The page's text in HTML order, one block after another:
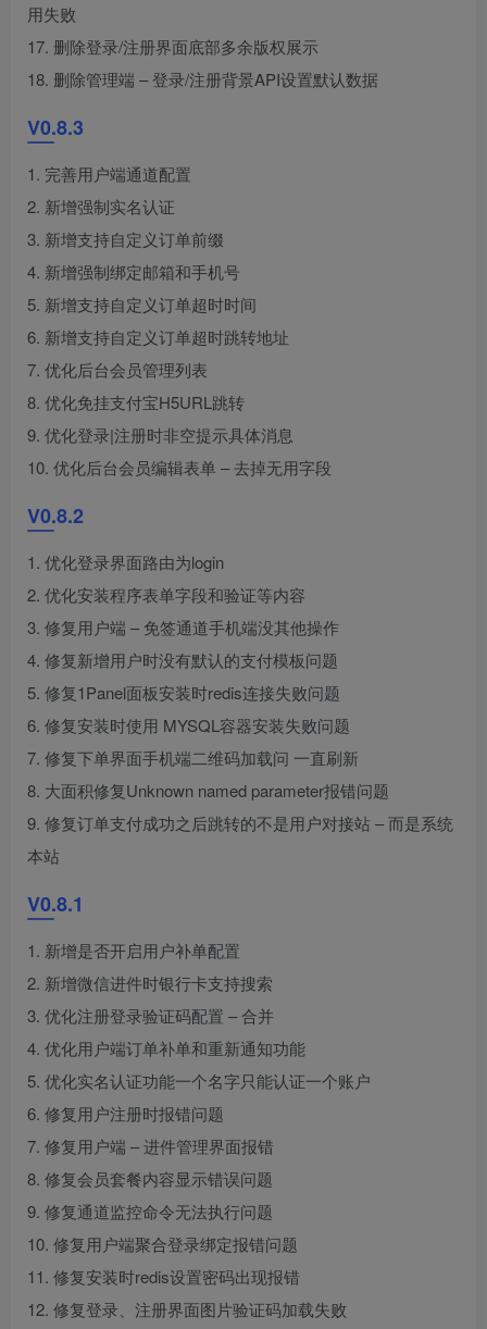
用失败
17. 删除登录/注册界面底部多余版权展示
18. 删除管理端 – 登录/注册背景API设置默认数据
V0.8.3
1. 完善用户端通道配置
2. 新增强制实名认证
3. 新增支持自定义订单前缀
4. 新增强制绑定邮箱和手机号
5. 新增支持自定义订单超时时间
6. 新增支持自定义订单超时跳转地址
7. 优化后台会员管理列表
8. 优化免挂支付宝H5URL跳转
9. 优化登录|注册时非空提示具体消息
10. 优化后台会员编辑表单 – 去掉无用字段
V0.8.2
1. 优化登录界面路由为login
2. 优化安装程序表单字段和验证等内容
3. 修复用户端 – 免签通道手机端没其他操作
4. 修复新增用户时没有默认的支付模板问题
5. 修复1Panel面板安装时redis连接失败问题
6. 修复安装时使用 MYSQL容器安装失败问题
7. 修复下单界面手机端二维码加载问 一直刷新
8. 大面积修复Unknown named parameter报错问题
9. 修复订单支付成功之后跳转的不是用户对接站 – 而是系统
本站
V0.8.1
1. 新增是否开启用户补单配置
2. 新增微信进件时银行卡支持搜索
3. 优化注册登录验证码配置 – 合并
4. 优化用户端订单补单和重新通知功能
5. 优化实名认证功能一个名字只能认证一个账户
6. 修复用户注册时报错问题
7. 修复用户端 – 进件管理界面报错
8. 修复会员套餐内容显示错误问题
9. 修复通道监控命令无法执行问题
10. 修复用户端聚合登录绑定报错问题
11. 修复安装时redis设置密码出现报错
12. 修复登录、注册界面图片验证码加载失败